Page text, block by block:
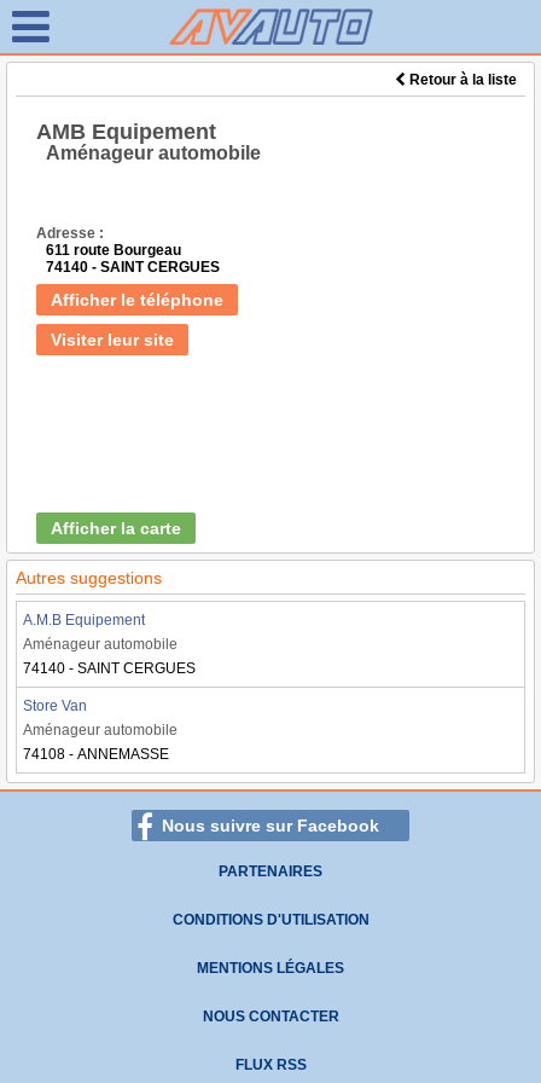
Retour à la liste
AMB Equipement
Aménageur automobile
Adresse :
611 route Bourgeau
74140 - SAINT CERGUES
Afficher le téléphone
Visiter leur site
Afficher la carte
Autres suggestions
A.M.B Equipement
Aménageur automobile
74140 - SAINT CERGUES
Store Van
Aménageur automobile
74108 - ANNEMASSE
Nous suivre sur Facebook
PARTENAIRES
CONDITIONS D'UTILISATION
MENTIONS LÉGALES
NOUS CONTACTER
FLUX RSS